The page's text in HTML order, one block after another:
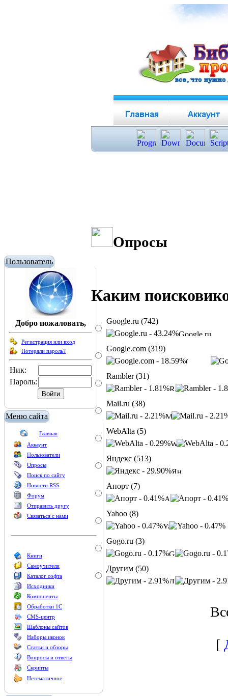
Пользователь
Добро пожаловать,
Регистрация или вход
Потеряли пароль?
Ник:
Пароль:
Меню сайта
Главная
Аккаунт
Пользователи
Опросы
Поиск по сайту
Новости RSS
Форум
Отправить другу
Связаться с нами
Книги
Самоучители
Каталог софта
Исходники
Компоненты
Обработки 1С
CMS-центр
Шаблоны сайтов
Наборы иконок
Статьи и обзоры
Вопросы и ответы
Скрипты
Нетематичное
Опросы
Каким
Google.ru (742)
Google.com (319)
Rambler (31)
Mail.ru (38)
WebAlta (5)
Яндекс (513)
Апорт (7)
Yahoo (8)
Gogo.ru (3)
Другим (50)
[